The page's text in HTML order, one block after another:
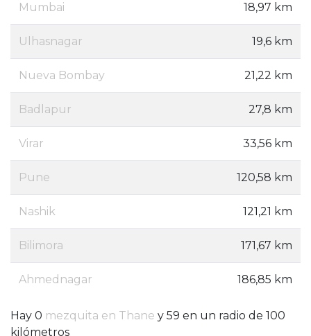
Mumbai 18,97 km
Ulhasnagar 19,6 km
Nueva Bombay 21,22 km
Badlapur 27,8 km
Virar 33,56 km
Pune 120,58 km
Nashik 121,21 km
Bilimora 171,67 km
Ahmednagar 186,85 km
Hay 0 mezquita en Thane y 59 en un radio de 100
kilómetros